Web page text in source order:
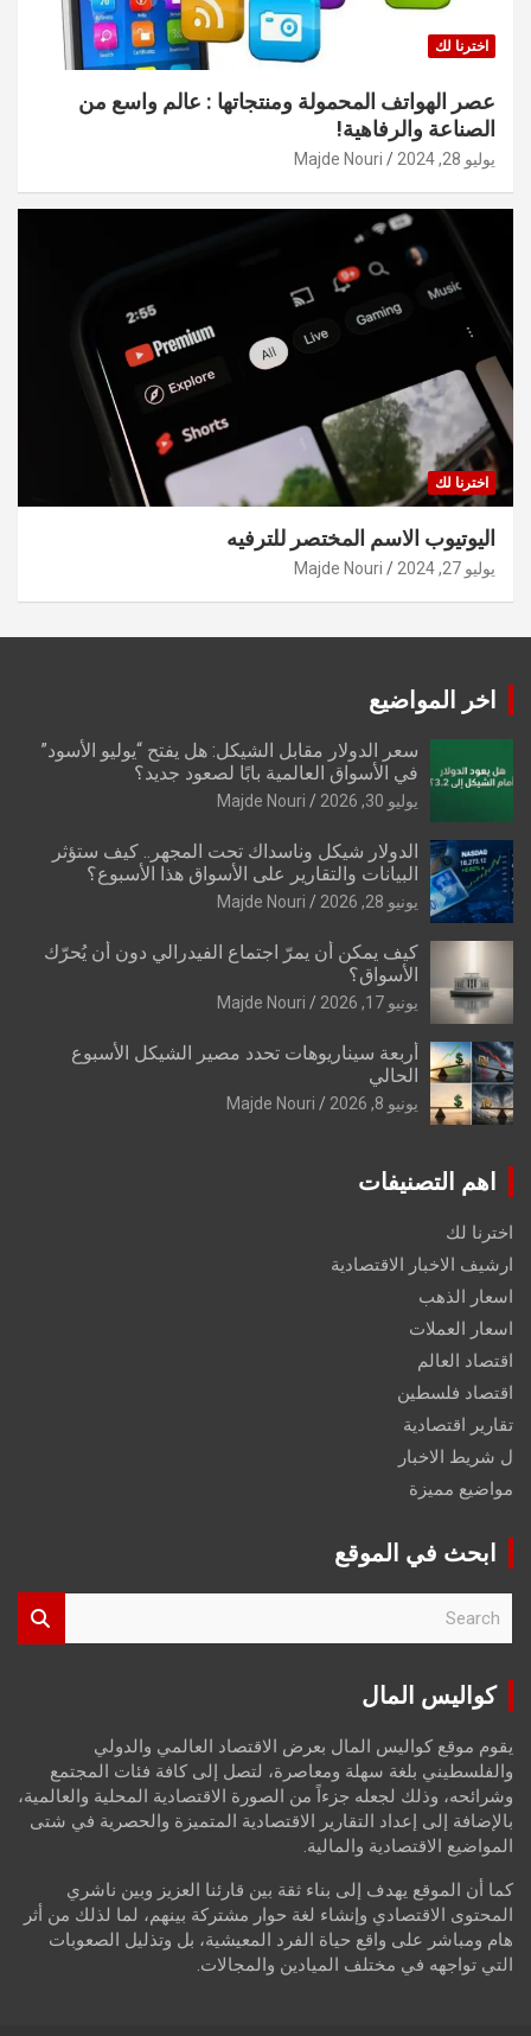
اخترنا لك
عصر الهواتف المحمولة ومنتجاتها : عالم واسع من
الصناعة والرفاهية!
يوليو 28, 2024 Majde Nouri
اخترنا لك
اليوتيوب الاسم المختصر للترفيه
يوليو 27, 2024 Majde Nouri
اخر المواضيع
سعر الدولار مقابل الشيكل: هل يفتح “يوليو الأسود”
في الأسواق العالمية بابًا لصعود جديد؟
يوليو 30, 2026 Majde Nouri
الدولار شيكل وناسداك تحت المجهر.. كيف ستؤثر
البيانات والتقارير على الأسواق هذا الأسبوع؟
يونيو 28, 2026 Majde Nouri
كيف يمكن أن يمرّ اجتماع الفيدرالي دون أن يُحرّك
الأسواق؟
يونيو 17, 2026 Majde Nouri
أربعة سيناريوهات تحدد مصير الشيكل الأسبوع
الحالي
يونيو 8, 2026 Majde Nouri
اهم التصنيفات
اخترنا لك
ارشيف الاخبار الاقتصادية
اسعار الذهب
اسعار العملات
اقتصاد العالم
اقتصاد فلسطين
تقارير اقتصادية
ل شريط الاخبار
مواضيع مميزة
ابحث في الموقع
r
كواليس المال
يقوم موقع كواليس المال بعرض الاقتصاد العالمي والدولي
والفلسطيني بلغة سهلة ومعاصرة، لتصل إلى كافة فئات المجتمع
وشرائحه، وذلك لجعله جزءاً من الصورة الاقتصادية المحلية والعالمية،
بالإضافة إلى إعداد التقارير الاقتصادية المتميزة والحصرية في شتى
المواضيع الاقتصادية والمالية.
كما أن الموقع يهدف إلى بناء ثقة بين قارئنا العزيز وبين ناشري
المحتوى الاقتصادي وإنشاء لغة حوار مشتركة بينهم، لما لذلك من أثر
هام ومباشر على واقع حياة الفرد المعيشية، بل وتذليل الصعوبات
التي تواجهه في مختلف الميادين والمجالات.